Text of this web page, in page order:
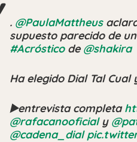
. @PaulaMattheus
supuesto parecido de
#Acrósticode@shakira
Ha elegido Dial Tal
▶️entrevista completa
@rafacanooficialy
@cadena_dial